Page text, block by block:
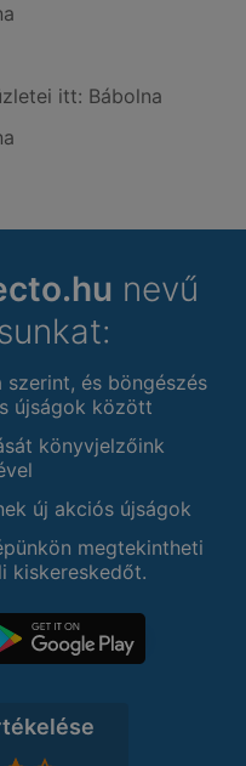
itt: Bábolna
nevű
és böngészés
újságok között
könyvjelzőink
új akciós újságok
megtekintheti
kiskereskedőt.